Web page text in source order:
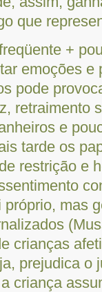
que
+
emoções e
pode
retraimento
e
tarde os
restrição e
mas
crianças
prejudica o
criança